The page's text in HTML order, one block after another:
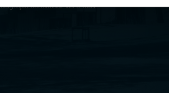
Dagelijks bereikbaar via e-mail